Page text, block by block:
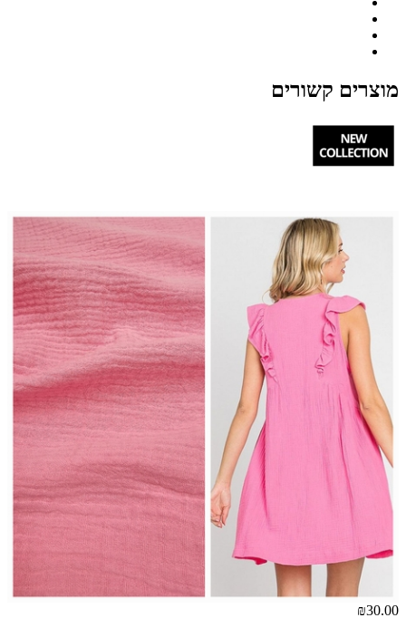
מוצרים קשורים
₪30.00